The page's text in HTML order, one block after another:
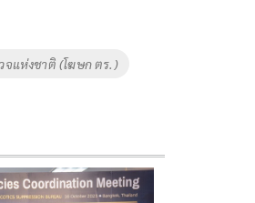
จแห่งชาติ (โฆษก ตร.)